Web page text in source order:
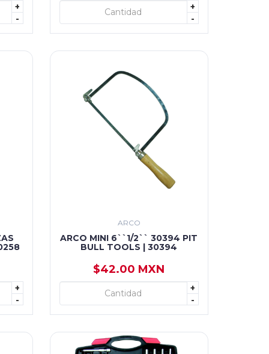
+
-
+
-
+ AGREGAR
+
-
ARCO
ARCO MINI 6``1/2`` 30394 PIT
BULL TOOLS | 30394
$42.00 MXN
+
-
+ AGREGAR